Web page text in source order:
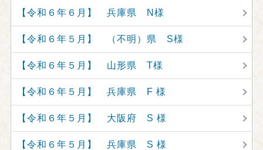
【令和６年６月】 兵庫県 N様
【令和６年５月】 （不明）県 S様
【令和６年５月】 山形県 T様
【令和６年５月】 兵庫県 F 様
【令和６年５月】 大阪府 S 様
【令和６年５月】 兵庫県 S 様